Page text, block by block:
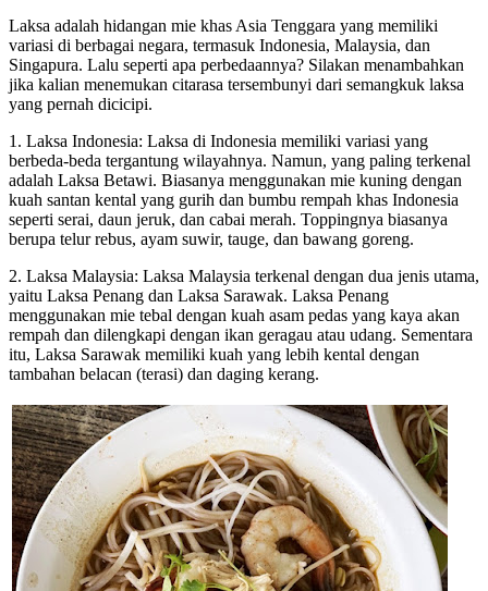
Laksa adalah hidangan mie khas Asia Tenggara yang memiliki
variasi di berbagai negara, termasuk Indonesia, Malaysia, dan
Singapura. Lalu seperti apa perbedaannya? Silakan menambahkan
jika kalian menemukan citarasa tersembunyi dari semangkuk laksa
yang pernah dicicipi.
1. Laksa Indonesia: Laksa di Indonesia memiliki variasi yang
berbeda-beda tergantung wilayahnya. Namun, yang paling terkenal
adalah Laksa Betawi. Biasanya menggunakan mie kuning dengan
kuah santan kental yang gurih dan bumbu rempah khas Indonesia
seperti serai, daun jeruk, dan cabai merah. Toppingnya biasanya
berupa telur rebus, ayam suwir, tauge, dan bawang goreng.
2. Laksa Malaysia: Laksa Malaysia terkenal dengan dua jenis utama,
yaitu Laksa Penang dan Laksa Sarawak. Laksa Penang
menggunakan mie tebal dengan kuah asam pedas yang kaya akan
rempah dan dilengkapi dengan ikan geragau atau udang. Sementara
itu, Laksa Sarawak memiliki kuah yang lebih kental dengan
tambahan belacan (terasi) dan daging kerang.